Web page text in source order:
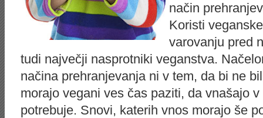
način
Koristi
varovanju pred
tudi največji nasprotniki veganstva.
načina prehranjevanja ni v tem, da bi ne
morajo vegani ves čas paziti, da vnašajo
potrebuje. Snovi, katerih vnos morajo še